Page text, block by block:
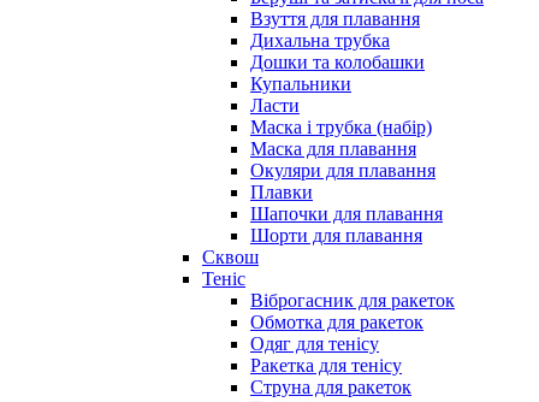
Взуття для плавання
Дихальна трубка
Дошки та колобашки
Купальники
Ласти
Маска і трубка (набір)
Маска для плавання
Окуляри для плавання
Плавки
Шапочки для плавання
Шорти для плавання
Сквош
Теніс
Віброгасник для ракеток
Обмотка для ракеток
Одяг для тенісу
Ракетка для тенісу
Струна для ракеток